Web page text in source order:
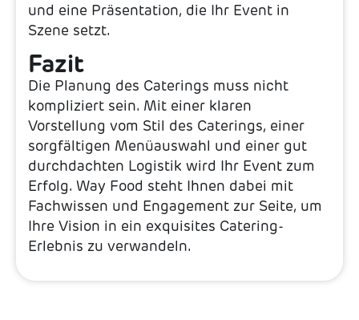
und eine Präsentation, die Ihr Event in
Szene setzt.
Fazit
Die Planung des Caterings muss nicht
kompliziert sein. Mit einer klaren
Vorstellung vom Stil des Caterings, einer
sorgfältigen Menüauswahl und einer gut
durchdachten Logistik wird Ihr Event zum
Erfolg. Way Food steht Ihnen dabei mit
Fachwissen und Engagement zur Seite, um
Ihre Vision in ein exquisites Catering-
Erlebnis zu verwandeln.